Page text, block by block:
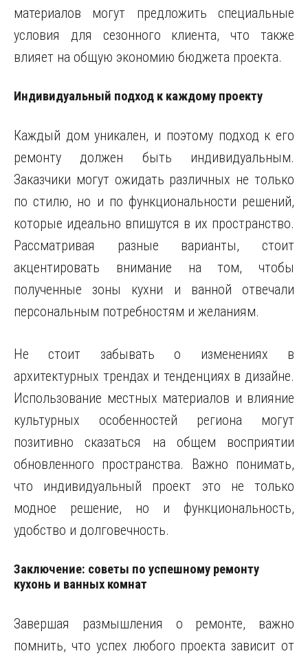
материалов могут предложить специальные
условия для сезонного клиента, что также
влияет на общую экономию бюджета проекта.
Индивидуальный подход к каждому проекту
Каждый дом уникален, и поэтому подход к его
ремонту должен быть индивидуальным.
Заказчики могут ожидать различных не только
по стилю, но и по функциональности решений,
которые идеально впишутся в их пространство.
Рассматривая разные варианты, стоит
акцентировать внимание на том, чтобы
полученные зоны кухни и ванной отвечали
персональным потребностям и желаниям.
Не стоит забывать о изменениях в
архитектурных трендах и тенденциях в дизайне.
Использование местных материалов и влияние
культурных особенностей региона могут
позитивно сказаться на общем восприятии
обновленного пространства. Важно понимать,
что индивидуальный проект это не только
модное решение, но и функциональность,
удобство и долговечность.
Заключение: советы по успешному ремонту
кухонь и ванных комнат
Завершая размышления о ремонте, важно
помнить, что успех любого проекта зависит от